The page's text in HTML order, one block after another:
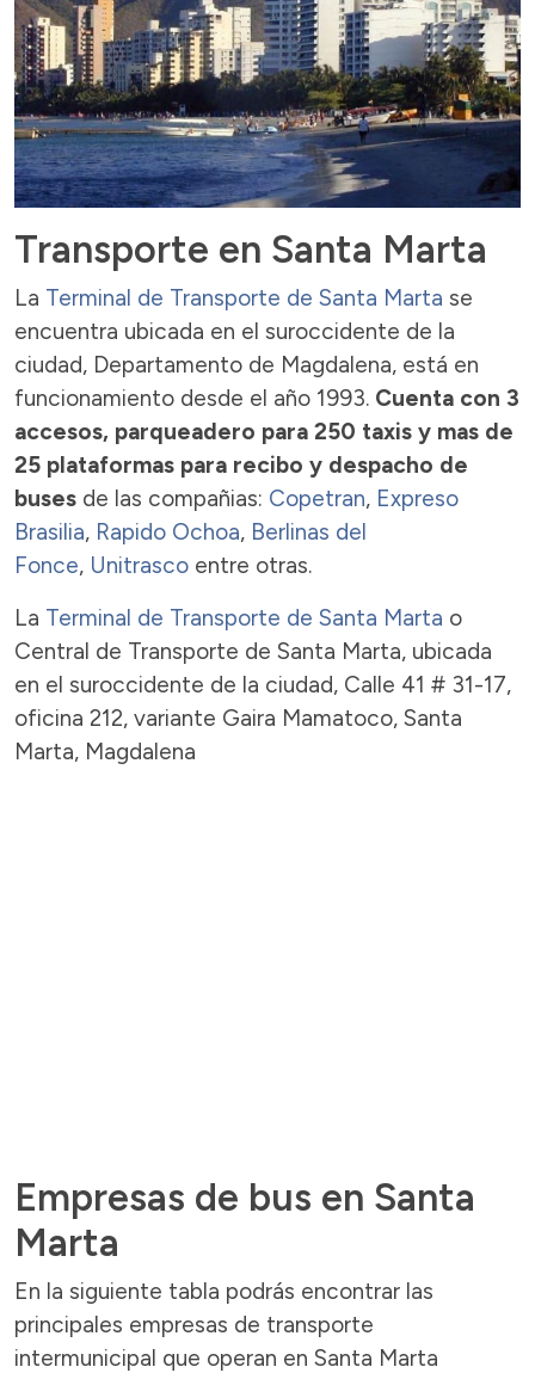
Transporte en Santa Marta
La Terminal de Transporte de Santa Marta se
encuentra ubicada en el suroccidente de la
ciudad, Departamento de Magdalena, está en
funcionamiento desde el año 1993. Cuenta con 3
accesos, parqueadero para 250 taxis y mas de
25 plataformas para recibo y despacho de
buses de las compañias: Copetran, Expreso
Brasilia, Rapido Ochoa, Berlinas del
Fonce, Unitrasco entre otras.
La Terminal de Transporte de Santa Marta o
Central de Transporte de Santa Marta, ubicada
en el suroccidente de la ciudad, Calle 41 # 31-17,
oficina 212, variante Gaira Mamatoco, Santa
Marta, Magdalena
Empresas de bus en Santa
Marta
En la siguiente tabla podrás encontrar las
principales empresas de transporte
intermunicipal que operan en Santa Marta